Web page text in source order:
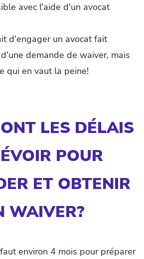
avec l'aide d'un avocat
d'engager un avocat fait
demande de waiver, mais
qui en vaut la peine!
LES DÉLAIS
POUR
ET OBTENIR
WAIVER?
environ 4 mois pour préparer